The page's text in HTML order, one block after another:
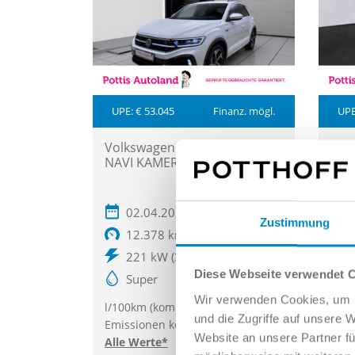
Zustimmung
Diese Webseite verwendet
Wir verwenden Cookies,
und die Zugriffe auf unsere
Website an unsere Partner
UPE: € 53.045 Finanz. mögl.
Volkswagen T-Roc 4M R AHK
NAVI KAMERA IQ.LIGHT
02.04.2024
12.378 km
221 kW (301 PS)
Super
l/100km (komb.), g/km (CO -
Emissionen komb.), CO -Klasse ,
Alle Werte*
l/
Alle